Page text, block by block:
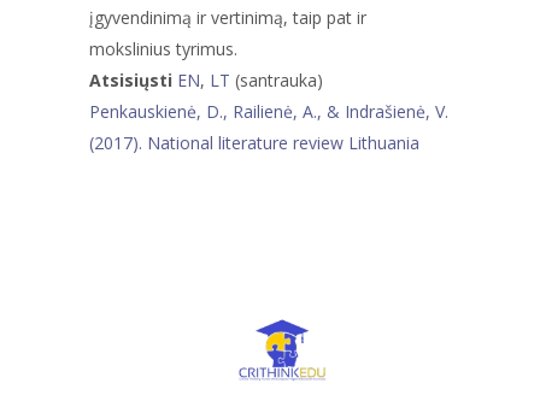
įgyvendinimą ir vertinimą, taip pat ir
mokslinius tyrimus.
Atsisiųsti EN, LT (santrauka)
Penkauskienė, D., Railienė, A., & Indrašienė, V.
(2017). National literature review Lithuania